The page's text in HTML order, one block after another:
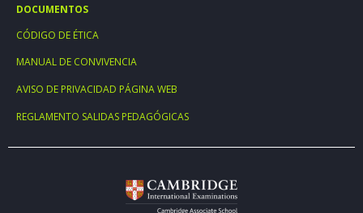
DOCUMENTOS
CÓDIGO DE ÉTICA
MANUAL DE CONVIVENCIA
AVISO DE PRIVACIDAD PÁGINA WEB
REGLAMENTO SALIDAS PEDAGÓGICAS